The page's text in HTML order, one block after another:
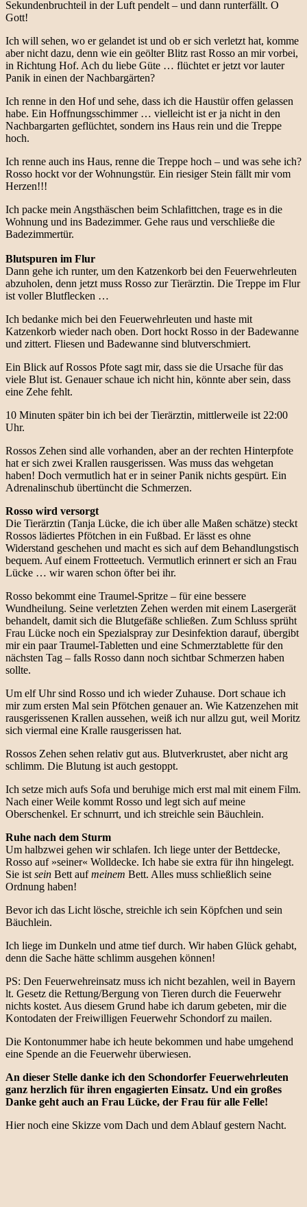
Sekundenbruchteil in der Luft pendelt – und dann runterfällt. O
Gott!
Ich will sehen, wo er gelandet ist und ob er sich verletzt hat, komme
aber nicht dazu, denn wie ein geölter Blitz rast Rosso an mir vorbei,
in Richtung Hof. Ach du liebe Güte … flüchtet er jetzt vor lauter
Panik in einen der Nachbargärten?
Ich renne in den Hof und sehe, dass ich die Haustür offen gelassen
habe. Ein Hoffnungsschimmer … vielleicht ist er ja nicht in den
Nachbargarten geflüchtet, sondern ins Haus rein und die Treppe
hoch.
Ich renne auch ins Haus, renne die Treppe hoch – und was sehe ich?
Rosso hockt vor der Wohnungstür. Ein riesiger Stein fällt mir vom
Herzen!!!
Ich packe mein Angsthäschen beim Schlafittchen, trage es in die
Wohnung und ins Badezimmer. Gehe raus und verschließe die
Badezimmertür.
Blutspuren im Flur
Dann gehe ich runter, um den Katzenkorb bei den Feuerwehrleuten
abzuholen, denn jetzt muss Rosso zur Tierärztin. Die Treppe im Flur
ist voller Blutflecken …
Ich bedanke mich bei den Feuerwehrleuten und haste mit
Katzenkorb wieder nach oben. Dort hockt Rosso in der Badewanne
und zittert. Fliesen und Badewanne sind blutverschmiert.
Ein Blick auf Rossos Pfote sagt mir, dass sie die Ursache für das
viele Blut ist. Genauer schaue ich nicht hin, könnte aber sein, dass
eine Zehe fehlt.
10 Minuten später bin ich bei der Tierärztin, mittlerweile ist 22:00
Uhr.
Rossos Zehen sind alle vorhanden, aber an der rechten Hinterpfote
hat er sich zwei Krallen rausgerissen. Was muss das wehgetan
haben! Doch vermutlich hat er in seiner Panik nichts gespürt. Ein
Adrenalinschub übertüncht die Schmerzen.
Rosso wird versorgt
Die Tierärztin (Tanja Lücke, die ich über alle Maßen schätze) steckt
Rossos lädiertes Pfötchen in ein Fußbad. Er lässt es ohne
Widerstand geschehen und macht es sich auf dem Behandlungstisch
bequem. Auf einem Frotteetuch. Vermutlich erinnert er sich an Frau
Lücke … wir waren schon öfter bei ihr.
Rosso bekommt eine Traumel-Spritze – für eine bessere
Wundheilung. Seine verletzten Zehen werden mit einem Lasergerät
behandelt, damit sich die Blutgefäße schließen. Zum Schluss sprüht
Frau Lücke noch ein Spezialspray zur Desinfektion darauf, übergibt
mir ein paar Traumel-Tabletten und eine Schmerztablette für den
nächsten Tag – falls Rosso dann noch sichtbar Schmerzen haben
sollte.
Um elf Uhr sind Rosso und ich wieder Zuhause. Dort schaue ich
mir zum ersten Mal sein Pfötchen genauer an. Wie Katzenzehen mit
rausgerissenen Krallen aussehen, weiß ich nur allzu gut, weil Moritz
sich viermal eine Kralle rausgerissen hat.
Rossos Zehen sehen relativ gut aus. Blutverkrustet, aber nicht arg
schlimm. Die Blutung ist auch gestoppt.
Ich setze mich aufs Sofa und beruhige mich erst mal mit einem Film.
Nach einer Weile kommt Rosso und legt sich auf meine
Oberschenkel. Er schnurrt, und ich streichle sein Bäuchlein.
Ruhe nach dem Sturm
Um halbzwei gehen wir schlafen. Ich liege unter der Bettdecke,
Rosso auf »seiner« Wolldecke. Ich habe sie extra für ihn hingelegt.
Sie ist sein Bett aufmeinem Bett. Alles muss schließlich seine
Ordnung haben!
Bevor ich das Licht lösche, streichle ich sein Köpfchen und sein
Bäuchlein.
Ich liege im Dunkeln und atme tief durch. Wir haben Glück gehabt,
denn die Sache hätte schlimm ausgehen können!
PS: Den Feuerwehreinsatz muss ich nicht bezahlen, weil in Bayern
lt. Gesetz die Rettung/Bergung von Tieren durch die Feuerwehr
nichts kostet. Aus diesem Grund habe ich darum gebeten, mir die
Kontodaten der Freiwilligen Feuerwehr Schondorf zu mailen.
Die Kontonummer habe ich heute bekommen und habe umgehend
eine Spende an die Feuerwehr überwiesen.
An dieser Stelle danke ich den Schondorfer Feuerwehrleuten
ganz herzlich für ihren engagierten Einsatz. Und ein großes
Danke geht auch an Frau Lücke, der Frau für alle Felle!
Hier noch eine Skizze vom Dach und dem Ablauf gestern Nacht.